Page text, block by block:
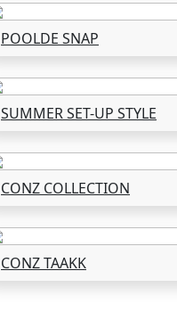
POOLDE SNAP
SUMMER SET-UP STYLE
CONZ COLLECTION
CONZ TAAKK